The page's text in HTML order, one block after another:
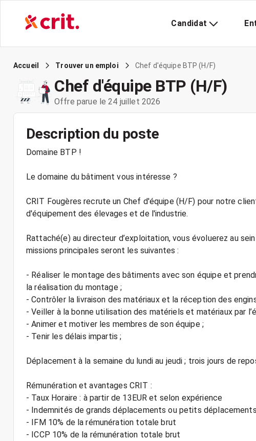
Candidat
Accueil Trouver un emploi Chef d'équipe BTP (H/F)
Chef d'équipe BTP (H/F)
Offre parue le 24 juillet 2026
Description du poste
Domaine BTP !
Le domaine du bâtiment vous intéresse ?
CRIT Fougères recrute un Chef d'équipe (H/F) pour notre
d'équipement des élevages et de l'industrie.
Rattaché(e) au directeur d’exploitation, vous évoluerez au
missions principales seront les suivantes :
- Réaliser le montage des bâtiments avec son équipe et
la réalisation du montage ;
- Contrôler la livraison des matériaux et la réception des
- Veiller à la bonne utilisation des matériels et matériaux par
- Animer et motiver les membres de son équipe ;
- Tenir les délais impartis ;
Déplacement à la semaine du lundi au jeudi ; trois jours de
Rémunération et avantages CRIT :
- Taux Horaire : à partir de 13EUR et selon expérience
- Indemnités de grands déplacements ou petits
- IFM 10% de la rémunération totale brut
- ICCP 10% de la rémunération totale brut